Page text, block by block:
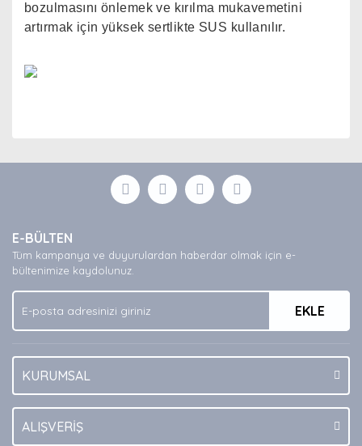
bozulmasını önlemek ve kırılma mukavemetini
artırmak için yüksek sertlikte SUS kullanılır.
Yorum Yaz
formunu kullanarak tarafımıza iletebilirsiniz.
Görüş ve önerileriniz için teşekkür ederiz.
Ürün açıklamasında eksik bilgiler bulunuyor.
Ürün bilgilerinde hatalar bulunuyor.
Bu ürüne benzer farklı alternatifler olmalı.
E-BÜLTEN
Tüm kampanya ve duyurulardan haberdar olmak için e-
bültenimize kaydolunuz.
EKLE
KURUMSAL
ALIŞVERİŞ